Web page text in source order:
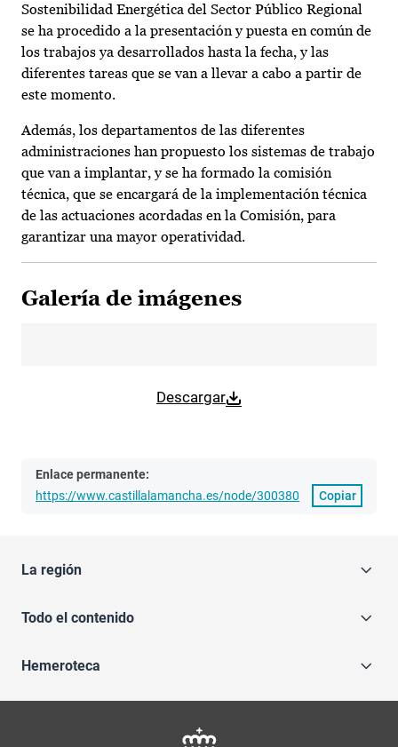
Sostenibilidad Energética del Sector Público Regional
se ha procedido a la presentación y puesta en común de
los trabajos ya desarrollados hasta la fecha, y las
diferentes tareas que se van a llevar a cabo a partir de
este momento.
Además, los departamentos de las diferentes
administraciones han propuesto los sistemas de trabajo
que van a implantar, y se ha formado la comisión
técnica, que se encargará de la implementación técnica
de las actuaciones acordadas en la Comisión, para
garantizar una mayor operatividad.
Galería de imágenes
Descargar
Enlace permanente:
https://www.castillalamancha.es/node/300380
Copiar
La región
Todo el contenido
Hemeroteca